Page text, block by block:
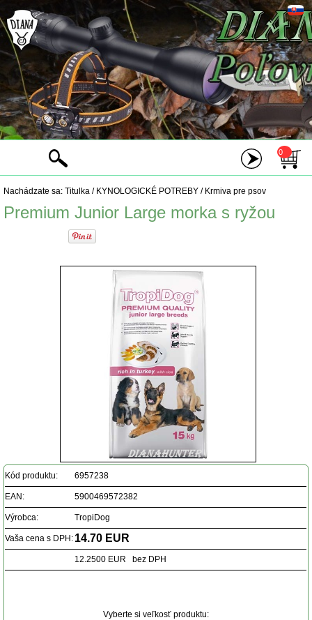
0
Nachádzate sa: Titulka / KYNOLOGICKÉ POTREBY / Krmiva pre psov
Premium Junior Large morka s ryžou
Kód produktu: 6957238
EAN: 5900469572382
Výrobca: TropiDog
Vaša cena s DPH: 14.70 EUR
12.2500 EUR bez DPH
Vyberte si veľkosť produktu: